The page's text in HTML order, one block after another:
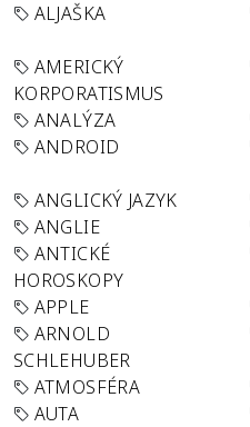
ALJAŠKA
AMERICKÝ
KORPORATISMUS
ANALÝZA
ANDROID
ANGLICKÝ JAZYK
ANGLIE
ANTICKÉ
HOROSKOPY
APPLE
ARNOLD
SCHLEHUBER
ATMOSFÉRA
AUTA